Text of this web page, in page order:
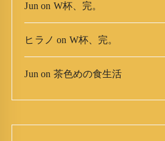
Jun on W杯、完。
ヒラノ on W杯、完。
Jun on 茶色めの食生活